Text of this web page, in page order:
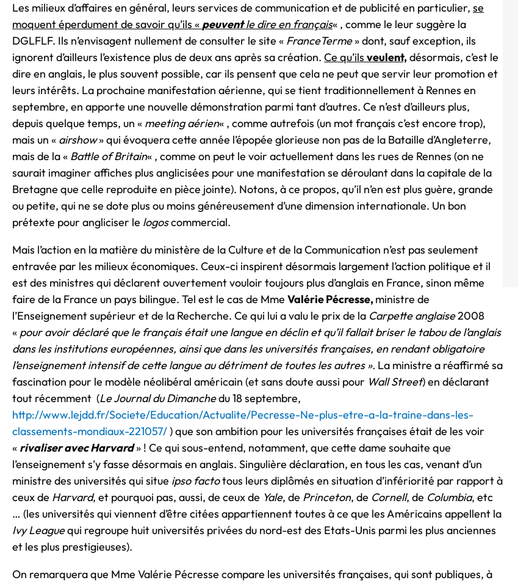
Les milieux d’affaires en général, leurs services de communication et de publicité en particulier, se
moquent éperdument de savoir qu’ils « peuventle dire en français« , comme le leur suggère la
DGLFLF. Ils n’envisagent nullement de consulter le site « FranceTerme» dont, sauf exception, ils
ignorent d’ailleurs l’existence plus de deux ans après sa création. Ce qu’ils veulent,désormais, c’est le
dire en anglais, le plus souvent possible, car ils pensent que cela ne peut que servir leur promotion et
leurs intérêts. La prochaine manifestation aérienne, qui se tient traditionnellement à Rennes en
septembre, en apporte une nouvelle démonstration parmi tant d’autres. Ce n’est d’ailleurs plus,
depuis quelque temps, un « meeting aérien« , comme autrefois (un mot français c’est encore trop),
mais un « airshow» qui évoquera cette année l’épopée glorieuse non pas de la Bataille d’Angleterre,
mais de la « Battle of Britain« , comme on peut le voir actuellement dans les rues de Rennes (on ne
saurait imaginer affiches plus anglicisées pour une manifestation se déroulant dans la capitale de la
Bretagne que celle reproduite en pièce jointe). Notons, à ce propos, qu’il n’en est plus guère, grande
ou petite, qui ne se dote plus ou moins généreusement d’une dimension internationale. Un bon
prétexte pour angliciser le logoscommercial.
Mais l’action en la matière du ministère de la Culture et de la Communication n’est pas seulement
entravée par les milieux économiques. Ceux-ci inspirent désormais largement l’action politique et il
est des ministres qui déclarent ouvertement vouloir toujours plus d’anglais en France, sinon même
faire de la France un pays bilingue. Tel est le cas de Mme Valérie Pécresse,ministre de
l’Enseignement supérieur et de la Recherche. Ce qui lui a valu le prix de la Carpette anglaise2008
« pour avoir déclaré que le français était une langue en déclin et qu’il fallait briser le tabou de l’anglais
dans les institutions européennes, ainsi que dans les universités françaises, en rendant obligatoire
l’enseignement intensif de cette langue au détriment de toutes les autres ». La ministre a réaffirmé sa
fascination pour le modèle néolibéral américain (et sans doute aussi pour Wall Street) en déclarant
tout récemment (Le Journal du Dimanchedu 18 septembre,
http://www.lejdd.fr/Societe/Education/Actualite/Pecresse-Ne-plus-etre-a-la-traine-dans-les-
classements-mondiaux-221057/) que son ambition pour les universités françaises était de les voir
« rivaliser avec Harvard» ! Ce qui sous-entend, notamment, que cette dame souhaite que
l’enseignement s’y fasse désormais en anglais. Singulière déclaration, en tous les cas, venant d’un
ministre des universités qui situe ipso factotous leurs diplômés en situation d’infériorité par rapport à
ceux de Harvard, et pourquoi pas, aussi, de ceux de Yale, de Princeton, de Cornell, de Columbia, etc
… (les universités qui viennent d’être citées appartiennent toutes à ce que les Américains appellent la
Ivy Leaguequi regroupe huit universités privées du nord-est des Etats-Unis parmi les plus anciennes
et les plus prestigieuses).
On remarquera que Mme Valérie Pécresse compare les universités françaises, qui sont publiques, à